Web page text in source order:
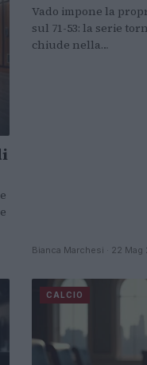
Vado impone la
sul 71-53: la serie
chiude nella…
Bianca Marchesi · 22 Mag
CALCIO